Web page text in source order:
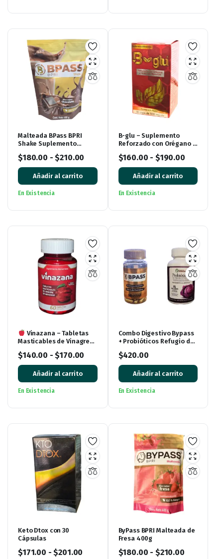
Malteada BPass BPRI
Shake Suplemento
Chocolate
$180.00 -$210.00
Añadir al carrito
En Existencia
B-glu – Suplemento
Reforzado con Orégano y
Cápsulas
$160.00 - $190.00
Añadir al carrito
En Existencia
Vinazana – Tabletas
Masticables de Vinagre
$140.00 - $170.00
Añadir al carrito
En Existencia
Combo Digestivo Bypass
+ Probióticos Refugio del
$420.00
Añadir al carrito
En Existencia
Keto Dtox con 30
Cápsulas
$171.00 -$201.00
ByPass BPRI Malteada de
Fresa 400g
$180.00 - $210.00